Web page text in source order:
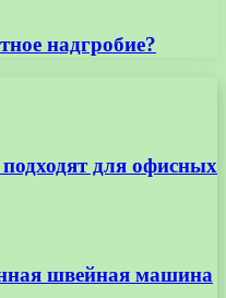
надгробие?
для офисных
швейная машина